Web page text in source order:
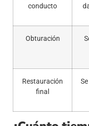
conducto
Obturación
Restauración
final